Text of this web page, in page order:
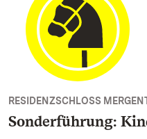
RESIDENZSCHLOSS
Sonderführung: